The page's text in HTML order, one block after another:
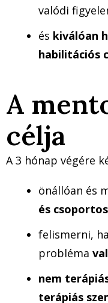
valódi
és kiválóan
habilitációs
A
célja
A 3 hónap végére
önállóan és
és
felismerni,
probléma
nem
terápiás